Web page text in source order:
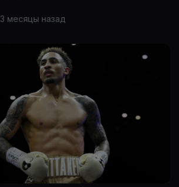
3 месяцы назад